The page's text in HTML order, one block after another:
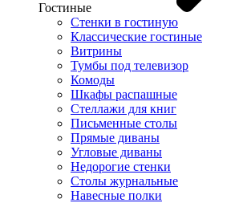
Гостиные
Стенки в гостиную
Классические гостиные
Витрины
Тумбы под телевизор
Комоды
Шкафы распашные
Стеллажи для книг
Письменные столы
Прямые диваны
Угловые диваны
Недорогие стенки
Столы журнальные
Навесные полки